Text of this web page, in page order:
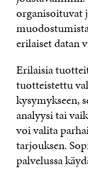
organisoituvat
erilaiset datan
Erilaisia
tuotteistettu
kysymykseen,
analyysi tai
voi valita
tarjouksen.
palvelussa